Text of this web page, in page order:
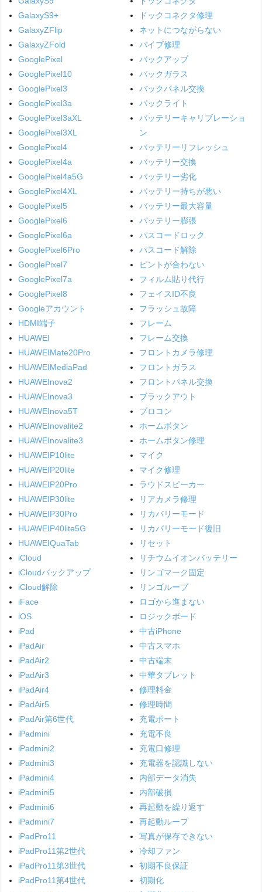
GalaxyS9+
GalaxyZFlip
GalaxyZFold
GooglePixel
GooglePixel10
GooglePixel3
GooglePixel3a
GooglePixel3aXL
GooglePixel3XL
GooglePixel4
GooglePixel4a
GooglePixel4a5G
GooglePixel4XL
GooglePixel5
GooglePixel6
GooglePixel6a
GooglePixel6Pro
GooglePixel7
GooglePixel7a
GooglePixel8
Googleアカウント
HDMI端子
HUAWEI
HUAWEIMate20Pro
HUAWEIMediaPad
HUAWEInova2
HUAWEInova3
HUAWEInova5T
HUAWEInovalite2
HUAWEInovalite3
HUAWEIP10lite
HUAWEIP20lite
HUAWEIP20Pro
HUAWEIP30lite
HUAWEIP30Pro
HUAWEIP40lite5G
HUAWEIQuaTab
iCloud
iCloudバックアップ
iCloud解除
iFace
iOS
iPad
iPadAir
iPadAir2
iPadAir3
iPadAir4
iPadAir5
iPadAir第6世代
iPadmini
iPadmini2
iPadmini3
iPadmini4
iPadmini5
iPadmini6
iPadmini7
iPadPro11
iPadPro11第2世代
iPadPro11第3世代
iPadPro11第4世代
ドックコネクタ修理
ネットにつながらない
バイブ修理
バックアップ
バックガラス
バックパネル交換
バックライト
バッテリーキャリブレーショ
ン
バッテリーリフレッシュ
バッテリー交換
バッテリー劣化
バッテリー持ちが悪い
バッテリー最大容量
バッテリー膨張
パスコードロック
パスコード解除
ピントが合わない
フィルム貼り代行
フェイスID不良
フラッシュ故障
フレーム
フレーム交換
フロントカメラ修理
フロントガラス
フロントパネル交換
ブラックアウト
プロコン
ホームボタン
ホームボタン修理
マイク
マイク修理
ラウドスピーカー
リアカメラ修理
リカバリーモード
リカバリーモード復旧
リセット
リチウムイオンバッテリー
リンゴマーク固定
リンゴループ
ロゴから進まない
ロジックボード
中古iPhone
中古スマホ
中古端末
中華タブレット
修理料金
修理時間
充電ポート
充電不良
充電口修理
充電器を認識しない
内部データ消失
内部破損
再起動を繰り返す
再起動ループ
写真が保存できない
冷却ファン
初期不良保証
初期化